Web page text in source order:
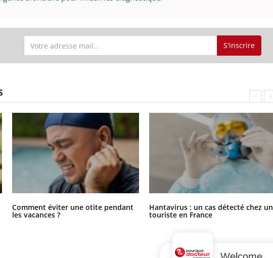
S'inscrire
Comment éviter une otite pendant
les vacances ?
Hantavirus : un cas détecté chez un
touriste en France